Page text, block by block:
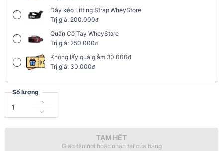
Dây kéo Lifting Strap WheyStore
Trị giá: 200.000đ
Quấn Cổ Tay WheyStore
Trị giá: 250.000đ
Không lấy quà giảm 30.000đ
Trị giá: 30.000đ
Số lượng
TẠM HẾT
Giao tận nơi hoặc nhận tại cửa hàng